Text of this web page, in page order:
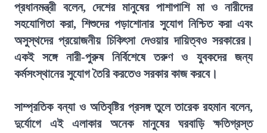
প্রধানমন্ত্রী বলেন, দেশের মানুষের পাশাপাশি মা ও নারীদের
সহযোগিতা করা, শিশুদের পড়াশোনার সুযোগ নিশ্চিত করা এবং
অসুস্থদের প্রয়োজনীয় চিকিৎসা দেওয়ার দায়িত্বও সরকারের।
একই সঙ্গে নারী-পুরুষ নির্বিশেষে তরুণ ও যুবকদের জন্য
কর্মসংস্থানের সুযোগ তৈরি করতেও সরকার কাজ করবে।
সাম্প্রতিক বন্যা ও অতিবৃষ্টির প্রসঙ্গ তুলে তারেক রহমান বলেন,
দুর্যোগে এই এলাকার অনেক মানুষের ঘরবাড়ি ক্ষতিগ্রস্ত